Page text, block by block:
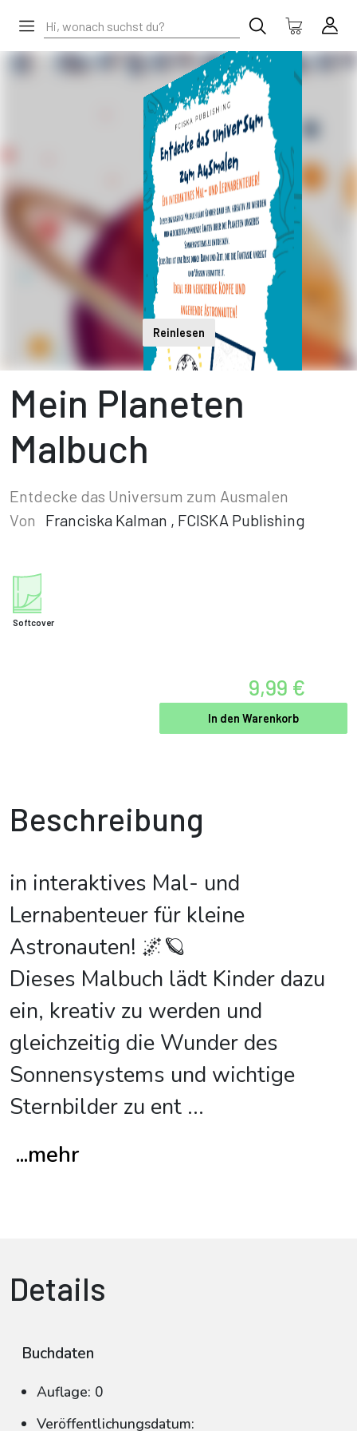
Reinlesen
Mein Planeten
Malbuch
Entdecke das Universum zum Ausmalen
Von
Franciska Kalman , FCISKA Publishing
Softcover
9,99 €
In den Warenkorb
Beschreibung
in interaktives Mal- und
Lernabenteuer für kleine
Astronauten! 🌌🪐
Dieses Malbuch lädt Kinder dazu
ein, kreativ zu werden und
gleichzeitig die Wunder des
Sonnensystems und wichtige
Sternbilder zu ent ...
...mehr
Details
Buchdaten
Auflage: 0
Veröffentlichungsdatum: